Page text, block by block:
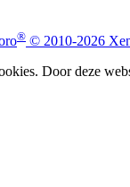
® © 2010-2026
Door deze